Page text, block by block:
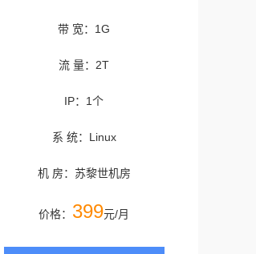
带 宽：1G
流 量：2T
IP：1个
系 统：Linux
机 房：苏黎世机房
价格： 399元/月